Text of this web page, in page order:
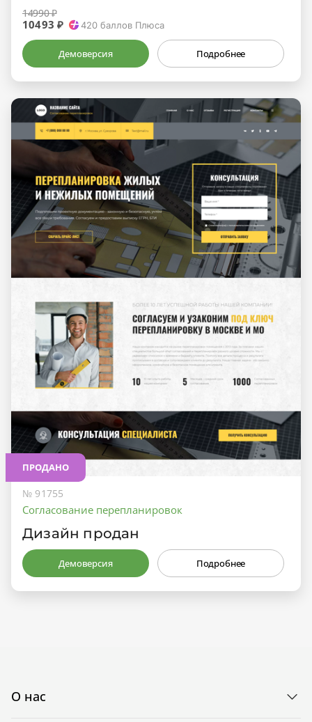
14990 ₽
10493 ₽ 420 баллов Плюса
Демоверсия Подробнее
ПРОДАНО
№ 91755
Согласование перепланировок
Дизайн продан
Демоверсия Подробнее
О нас